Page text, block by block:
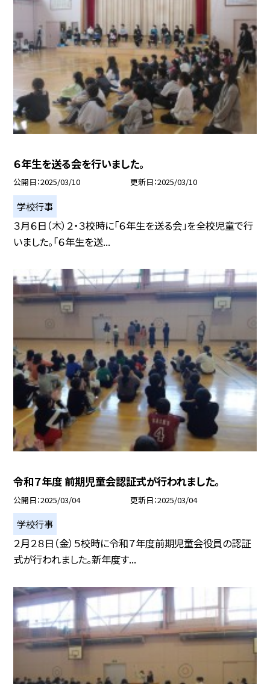
６年生を送る会を行いました。
公開日 2025/03/10 更新日 2025/03/10
学校行事
３月６日（木）２・３校時に「６年生を送る会」を全校児童で行
いました。「６年生を送...
令和７年度 前期児童会認証式が行われました。
公開日 2025/03/04 更新日 2025/03/04
学校行事
２月２８日（金）５校時に令和７年度前期児童会役員の認証
式が行われました。新年度す...